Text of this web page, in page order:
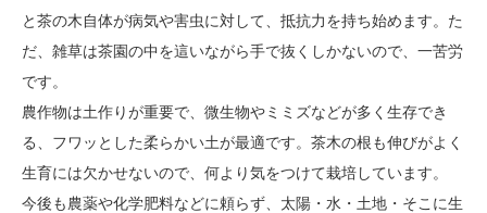
と茶の木自体が病気や害虫に対して、抵抗力を持ち始めます。た
だ、雑草は茶園の中を這いながら手で抜くしかないので、一苦労
です。
農作物は土作りが重要で、微生物やミミズなどが多く生存でき
る、フワッとした柔らかい土が最適です。茶木の根も伸びがよく
生育には欠かせないので、何より気をつけて栽培しています。
今後も農薬や化学肥料などに頼らず、太陽・水・土地・そこに生